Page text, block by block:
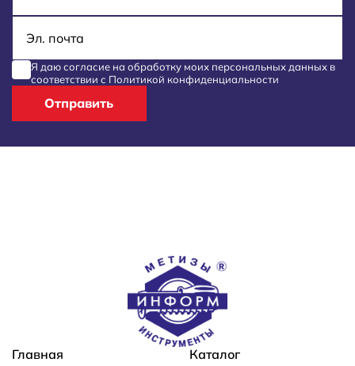
Я даю согласие на обработку моих персональных данных в
соответствии с Политикой конфиденциальности
Отправить
Основная навигация
Главная
Каталог